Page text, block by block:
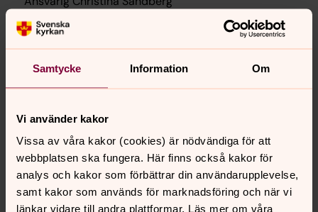
Samtycke Information Om
Vi använder kakor
Vissa av våra kakor (cookies) är nödvändiga för att
webbplatsen ska fungera. Här finns också kakor för
analys och kakor som förbättrar din användarupplevelse,
samt kakor som används för marknadsföring och när vi
länkar vidare till andra plattformar. Läs mer om våra
Café Tranan öppet 10-12.30, 14-17 Öppet helgfria ons,
tors, fre. KONTAKTPERSON: Christina Sandberg
Tranans café och secondhand 10-12.30, 14-
14.00–17.00· fredag 7 augusti
Tranans café & second hand
Ansvarig Christina Sandberg